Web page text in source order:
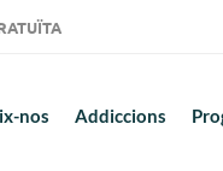
nos Addiccions